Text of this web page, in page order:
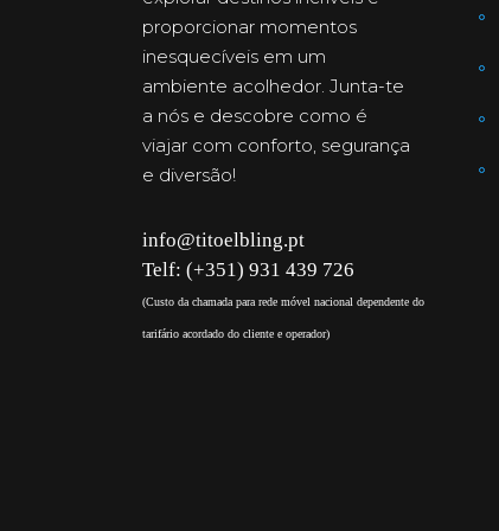
proporcionar momentos
inesquecíveis em um
ambiente acolhedor. Junta-te
a nós e descobre como é
viajar com conforto, segurança
e diversão!
info@titoelbling.pt
Telf: (+351) 931 439 726
(Custo da chamada para rede móvel nacional dependente do
tarifário acordado do cliente e operador)